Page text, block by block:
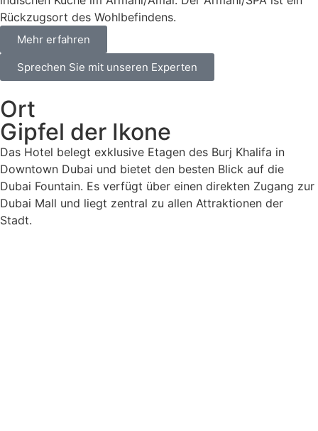
Rückzugsort des Wohlbefindens.
Mehr erfahren
Sprechen Sie mit unseren Experten
Ort
Gipfel der Ikone
Das Hotel belegt exklusive Etagen des Burj Khalifa in
Downtown Dubai und bietet den besten Blick auf die
Dubai Fountain. Es verfügt über einen direkten Zugang zur
Dubai Mall und liegt zentral zu allen Attraktionen der
Stadt.